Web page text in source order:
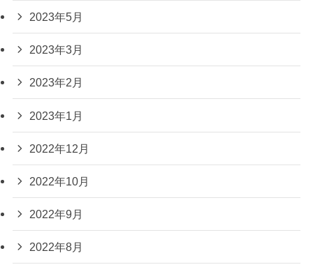
2023年5月
2023年3月
2023年2月
2023年1月
2022年12月
2022年10月
2022年9月
2022年8月